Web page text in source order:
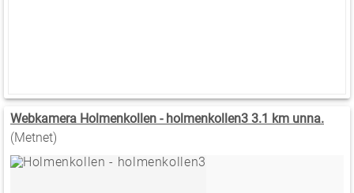
Webkamera Holmenkollen - holmenkollen3 3.1 km unna.
(Metnet)